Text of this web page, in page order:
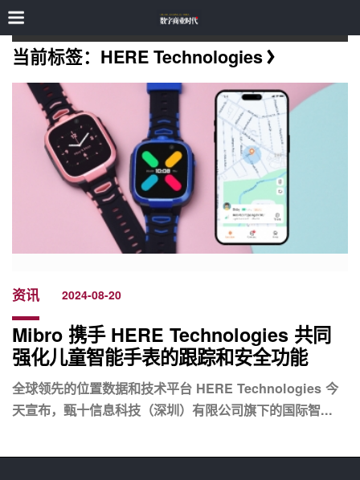
当前标签：HERE Technologies
资讯 2024-08-20
Mibro 携手 HERE Technologies 共同
强化儿童智能手表的跟踪和安全功能
全球领先的位置数据和技术平台 HERE Technologies 今
天宣布，甄十信息科技（深圳）有限公司旗下的国际智...